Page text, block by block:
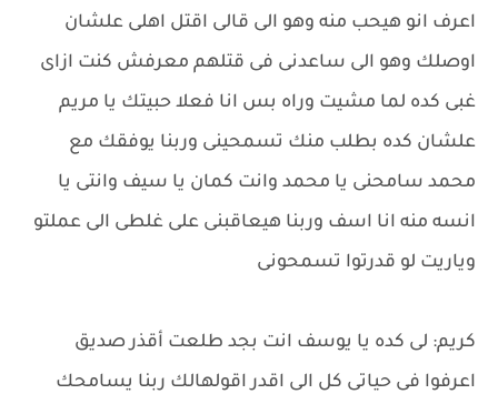
اعرف انو هيحب منه وهو الى قالى اقتل اهلى علشان
اوصلك وهو الى ساعدنى فى قتلهم معرفش كنت ازاى
غبى كده لما مشيت وراه بس انا فعلا حبيتك يا مريم
علشان كده بطلب منك تسمحينى وربنا يوفقك مع
محمد سامحنى يا محمد وانت كمان يا سيف وانتى يا
انسه منه انا اسف وربنا هيعاقبنى على غلطى الى عملتو
وياريت لو قدرتوا تسمحونى
كريم: لى كده يا يوسف انت بجد طلعت أقذر صديق
اعرفوا فى حياتى كل الى اقدر اقولهالك ربنا يسامحك